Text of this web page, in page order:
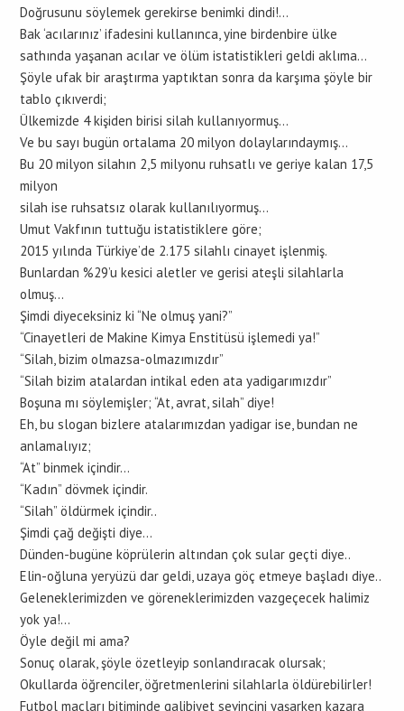
Doğrusunu söylemek gerekirse benimki dindi!…
Bak ‘acılarınız’ ifadesini kullanınca, yine birdenbire ülke
sathında yaşanan acılar ve ölüm istatistikleri geldi aklıma…
Şöyle ufak bir araştırma yaptıktan sonra da karşıma şöyle bir
tablo çıkıverdi;
Ülkemizde 4 kişiden birisi silah kullanıyormuş…
Ve bu sayı bugün ortalama 20 milyon dolaylarındaymış…
Bu 20 milyon silahın 2,5 milyonu ruhsatlı ve geriye kalan 17,5
milyon
silah ise ruhsatsız olarak kullanılıyormuş…
Umut Vakfının tuttuğu istatistiklere göre;
2015 yılında Türkiye’de 2.175 silahlı cinayet işlenmiş.
Bunlardan %29’u kesici aletler ve gerisi ateşli silahlarla
olmuş…
Şimdi diyeceksiniz ki “Ne olmuş yani?”
“Cinayetleri de Makine Kimya Enstitüsü işlemedi ya!”
“Silah, bizim olmazsa-olmazımızdır”
“Silah bizim atalardan intikal eden ata yadigarımızdır”
Boşuna mı söylemişler; “At, avrat, silah” diye!
Eh, bu slogan bizlere atalarımızdan yadigar ise, bundan ne
anlamalıyız;
“At” binmek içindir…
“Kadın” dövmek içindir.
“Silah” öldürmek içindir..
Şimdi çağ değişti diye…
Dünden-bugüne köprülerin altından çok sular geçti diye..
Elin-oğluna yeryüzü dar geldi, uzaya göç etmeye başladı diye..
Geleneklerimizden ve göreneklerimizden vazgeçecek halimiz
yok ya!…
Öyle değil mi ama?
Sonuç olarak, şöyle özetleyip sonlandıracak olursak;
Okullarda öğrenciler, öğretmenlerini silahlarla öldürebilirler!
Futbol maçları bitiminde galibiyet sevincini yaşarken kazara